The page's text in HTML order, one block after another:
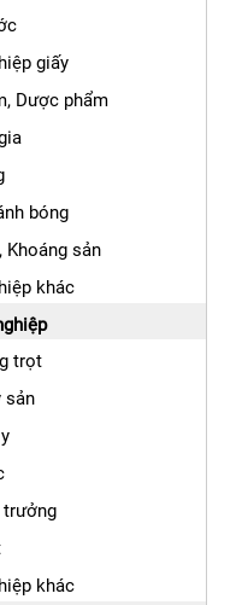
giấy
Dược phẩm
bóng
Khoáng sản
khác
trọt
sản
trưởng
khác